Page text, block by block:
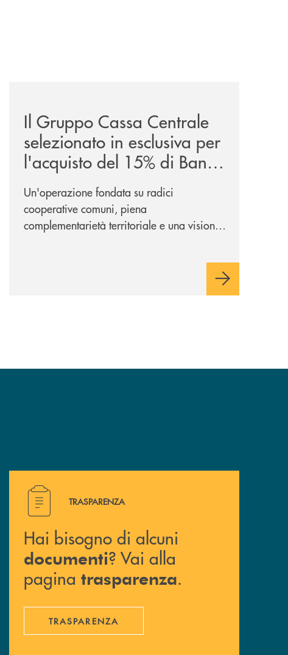
Il Gruppo Cassa Centrale
selezionato in esclusiva per
l'acquisto del 15% di Banca
Cambiano 1884
Un'operazione fondata su radici
cooperative comuni, piena
complementarietà territoriale e una visione
Hai bisogno di alcuni documenti ? Vai alla pagina
TRASPARENZA
Hai bisogno di alcuni
documenti? Vai alla
pagina trasparenza.
TRASPARENZA